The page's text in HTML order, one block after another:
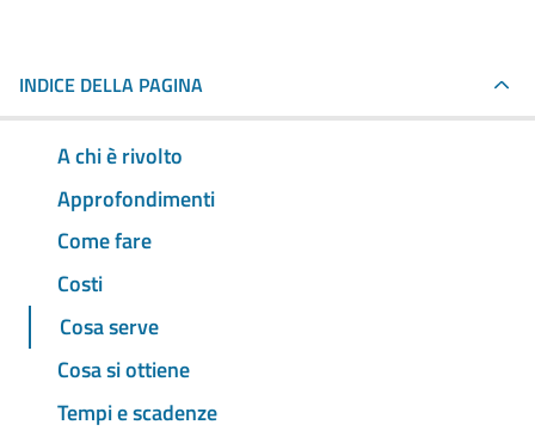
INDICE DELLA PAGINA
A chi è rivolto
Approfondimenti
Come fare
Costi
Cosa serve
Cosa si ottiene
Tempi e scadenze